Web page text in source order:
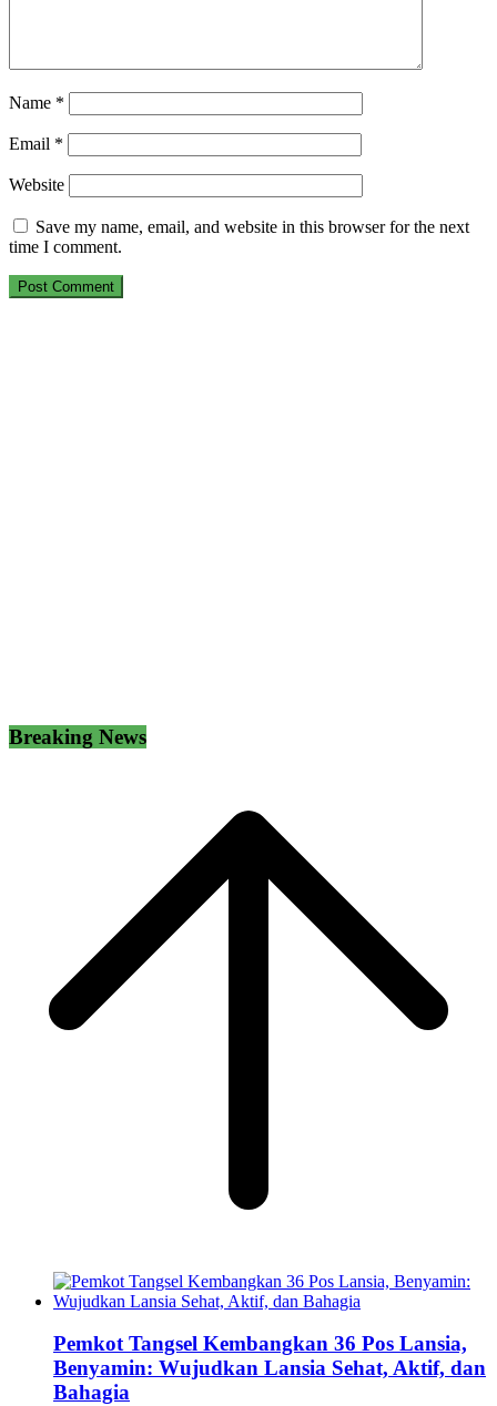
Name *
Email *
Website
Save my name, email, and website in this browser for the next
time I comment.
Breaking News
Pemkot Tangsel Kembangkan 36 Pos Lansia,
Benyamin: Wujudkan Lansia Sehat, Aktif, dan
Bahagia